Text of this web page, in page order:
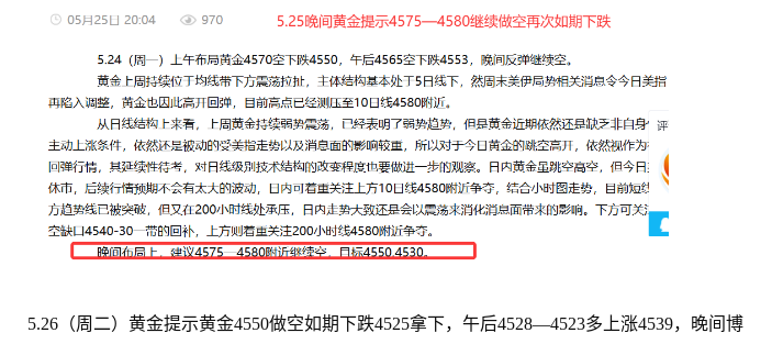
5.26（周二）黄金提示黄金4550做空如期下跌4525拿下，午后4528—4523多上涨4539，晚间博